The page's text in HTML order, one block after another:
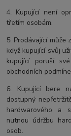
4. Kupující není
třetím osobám.
5. Prodávající může
když kupující svůj
kupující poruší
obchodních
6. Kupující bere
dostupný
hardwarového a
nutnou údržbu
osob.